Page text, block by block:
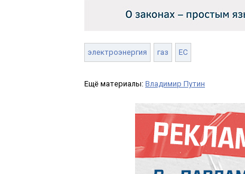
электроэнергия газ ЕС
Ещё материалы: Владимир Путин